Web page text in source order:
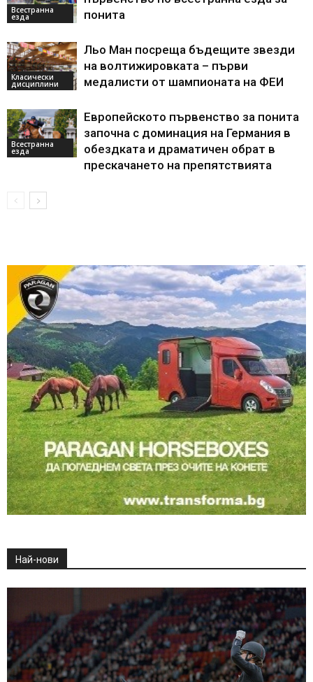
Всестранна
езда
понита
Класически
дисциплини
Льо Ман посреща бъдещите звезди
на волтижировката – първи
медалисти от шампионата на ФЕИ
Всестранна
езда
Европейското първенство за понита
започна с доминация на Германия в
обездката и драматичен обрат в
прескачането на препятствията
Най-нови